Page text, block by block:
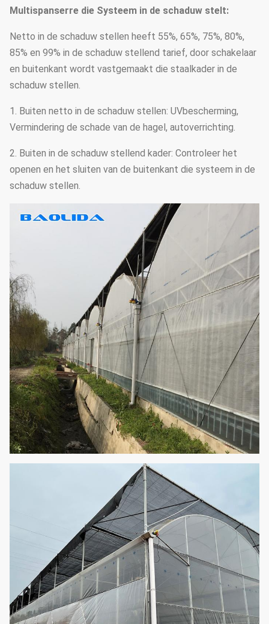
200micron
Multispanserre die Systeem in de schaduw stelt:
Netto in de schaduw stellen heeft 55%, 65%, 75%, 80%,
85% en 99% in de schaduw stellend tarief, door schakelaar
en buitenkant wordt vastgemaakt die staalkader in de
schaduw stellen.
1. Buiten netto in de schaduw stellen: UVbescherming,
Vermindering de schade van de hagel, autoverrichting.
2. Buiten in de schaduw stellend kader: Controleer het
openen en het sluiten van de buitenkant die systeem in de
schaduw stellen.